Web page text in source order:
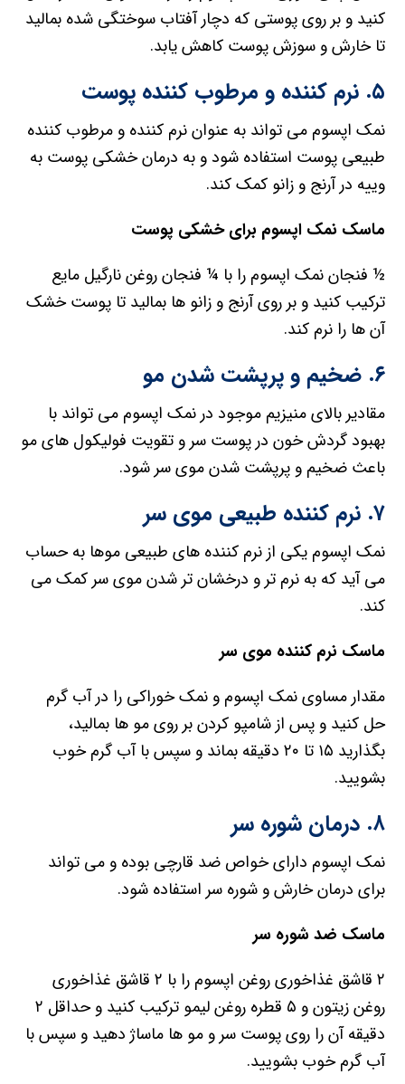
کنید و بر روی پوستی که دچار آفتاب سوختگی شده بمالید
تا خارش و سوزش پوست کاهش یابد.
۵. نرم کننده و مرطوب کننده پوست
نمک اپسوم می تواند به عنوان نرم کننده و مرطوب کننده
طبیعی پوست استفاده شود و به درمان خشکی پوست به
وییه در آرنج و زانو کمک کند.
ماسک نمک اپسوم برای خشکی پوست
½ فنجان نمک اپسوم را با ¼ فنجان روغن نارگیل مایع
ترکیب کنید و بر روی آرنج و زانو ها بمالید تا پوست خشک
آن ها را نرم کند.
۶. ضخیم و پرپشت شدن مو
مقادیر بالای منیزیم موجود در نمک اپسوم می تواند با
بهبود گردش خون در پوست سر و تقویت فولیکول های مو
باعث ضخیم و پرپشت شدن موی سر شود.
۷. نرم کننده طبیعی موی سر
نمک اپسوم یکی از نرم کننده های طبیعی موها به حساب
می آید که به نرم تر و درخشان تر شدن موی سر کمک می
کند.
ماسک نرم کننده موی سر
مقدار مساوی نمک اپسوم و نمک خوراکی را در آب گرم
حل کنید و پس از شامپو کردن بر روی مو ها بمالید،
بگذارید ۱۵ تا ۲۰ دقیقه بماند و سپس با آب گرم خوب
بشویید.
۸. درمان شوره سر
نمک اپسوم دارای خواص ضد قارچی بوده و می تواند
برای درمان خارش و شوره سر استفاده شود.
ماسک ضد شوره سر
۲ قاشق غذاخوری روغن اپسوم را با ۲ قاشق غذاخوری
روغن زیتون و ۵ قطره روغن لیمو ترکیب کنید و حداقل ۲
دقیقه آن را روی پوست سر و مو ها ماساژ دهید و سپس با
آب گرم خوب بشویید.